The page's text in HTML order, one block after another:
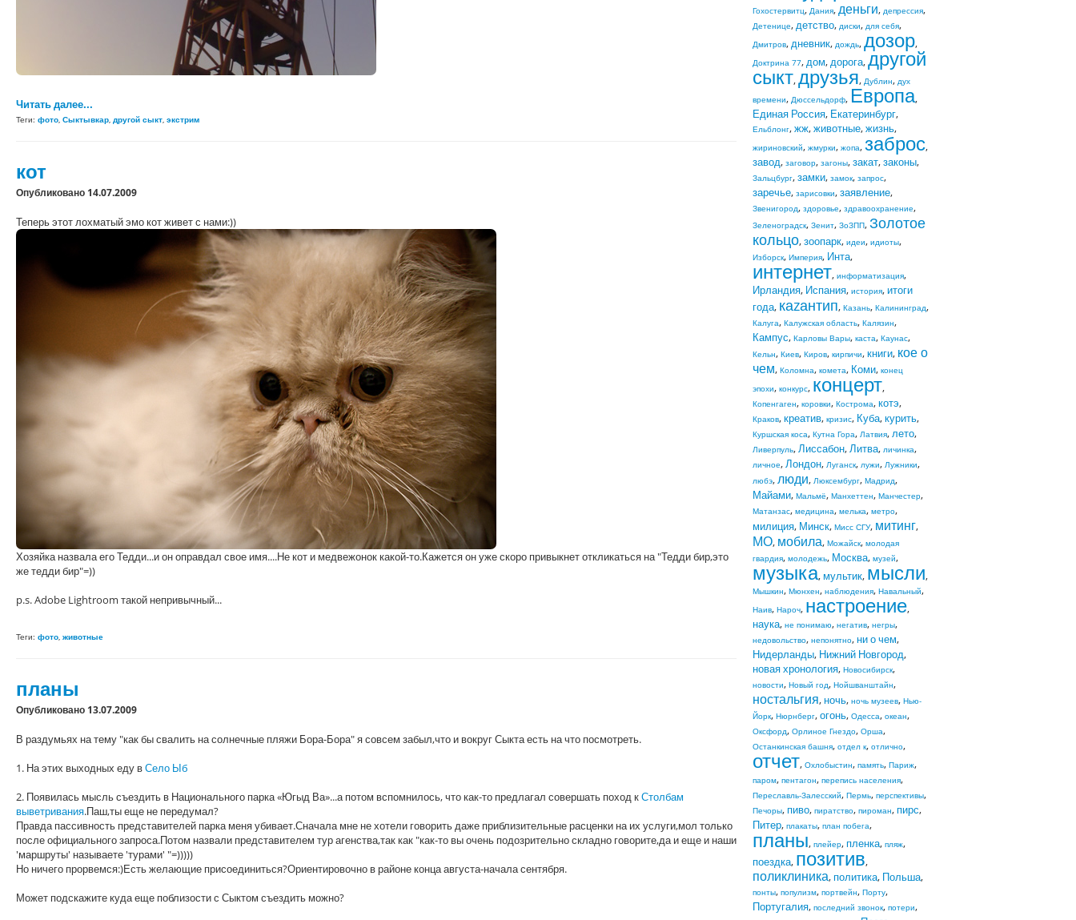
Читать далее...
Теги: фото, Сыктывкар, другой сыкт, экстрим
кот
Опубликовано 14.07.2009
Теперь этот лохматый эмо кот живет с нами:))
Хозяйка назвала его Тедди...и он оправдал свое имя....Не кот и медвежонок какой-то.Кажется он уже скоро привыкнет откликаться на "Тедди бир,это
же тедди бир"=))
p.s. Adobe Lightroom такой непривычный...
Теги: фото, животные
планы
Опубликовано 13.07.2009
В раздумьях на тему "как бы свалить на солнечные пляжи Бора-Бора" я совсем забыл,что и вокруг Сыкта есть на что посмотреть.
1. На этих выходных еду вСело Ыб
2. Появилась мысль съездить в Национального парка «Югыд Ва»...а потом вспомнилось, чтокак-то предлагал совершать поход кСтолбам
выветривания.Паш,ты еще не передумал?
Правда пассивность представителей парка меня убивает.Сначала мне не хотели говорить даже приблизительные расценки на их услуги,мол только
после официального запроса.Потом назвали представителем тур агенства,так как "как-то вы очень подозрительно складно говорите,да и еще и наши
'маршруты' называете 'турами' "=)))))
Но ничего прорвемся:)Есть желающие присоединиться?Ориентировочно в районе конца августа-начала сентября.
Может подскажите куда еще поблизости с Сыктом съездить можно?
Гохостервитц, Дания,деньги, депрессия,
Детенице,детство, диски, для себя,
Дмитров,дневник, дождь,дозор,
Доктрина 77,дом,дорога,другой
сыкт,друзья, Дублин, дух
времени, Дюссельдорф, Европа,
Единая Россия, Екатеринбург,
Ельблонг,жж,животные,жизнь,
жириновский, жмурки, жопа,заброс,
завод, заговор, загоны,закат,законы,
Зальцбург,замки, замок, запрос,
заречье, зарисовки,заявление,
Звенигород, здоровье, здравоохранение,
Зеленоградск, Зенит, ЗоЗПП,Золотое
кольцо,зоопарк, идеи, идиоты,
Изборск, Империя, Инта,
интернет, информатизация,
Ирландия, Испания, история,итоги
года, каzантип, Казань, Калининград,
Калуга, Калужская область, Калязин,
Кампус, Карловы Вары, каста, Каунас,
Кельн, Киев, Киров, кирпичи,книги, кое о
чем, Коломна, комета, Коми, конец
эпохи, конкурс, концерт,
Копенгаген, коровки, Кострома,котэ,
Краков,креатив, кризис, Куба,курить,
Куршская коса, Кутна Гора, Латвия,лето,
Ливерпуль,Лиссабон,Литва, личинка,
личное,Лондон, Луганск, лужи, Лужники,
любэ,люди, Люксембург, Мадрид,
Майами, Мальмё, Манхеттен, Манчестер,
Матанзас, медицина, мелька, метро,
милиция, Минск, Мисс СГУ, митинг,
МО, мобила, Можайск, молодая
гвардия, молодежь, Москва, музей,
музыка,мультик, мысли,
Мышкин, Мюнхен, наблюдения, Навальный,
Наив, Нароч, настроение,
наука, не понимаю, негатив, негры,
недовольство, непонятно,ни о чем,
Нидерланды, Нижний Новгород,
новая хронология, Новосибирск,
новости, Новый год, Нойшванштайн,
ностальгия,ночь, ночь музеев, Нью-
Йорк, Нюрнберг,огонь, Одесса, океан,
Оксфорд, Орлиное Гнездо, Орша,
Останкинская башня, отдел к, отлично,
отчет, Охлобыстин, память, Париж,
паром, пентагон, перепись населения,
Переславль-Залесский, Пермь, перспективы,
Печоры,пиво, пиратство, пироман,пирс,
Питер, плакаты, план побега,
планы, плейер,пленка, пляж,
поездка, позитив,
поликлиника,политика, Польша,
понты, популизм, портвейн, Порту,
Португалия, последний звонок, потери,